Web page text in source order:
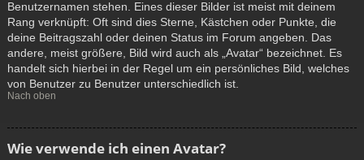
Benutzernamen stehen. Eines dieser Bilder ist meist mit deinem
Rang verknüpft: Oft sind dies Sterne, Kästchen oder Punkte, die
deine Beitragszahl oder deinen Status im Forum angeben. Das
andere, meist größere, Bild wird auch als „Avatar“ bezeichnet. Es
handelt sich hierbei in der Regel um ein persönliches Bild, welches
von Benutzer zu Benutzer unterschiedlich ist.
Nach oben
Wie verwende ich einen Avatar?